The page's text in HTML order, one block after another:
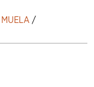
MUELA /